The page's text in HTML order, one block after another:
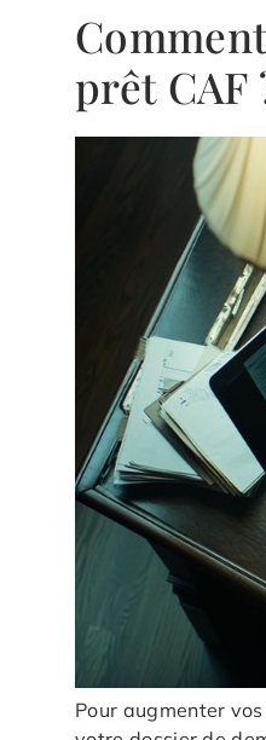
prêt CAF
Pour augmenter